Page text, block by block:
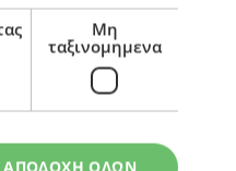
Μη
ταξινομημενα
ΑΠΟΔΟΧΗ ΟΛΩΝ